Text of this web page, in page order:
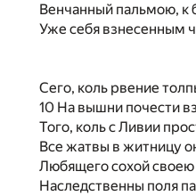
Венчанный пальмою, к
Уже себя взнесенным
Сего, коль рвение
10 На вышни почести
Того, коль с Ливии
Все жатвы в житницу
Любящего сохой своею
Наследственны поля